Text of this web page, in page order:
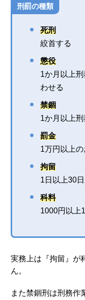
刑罰の種類
死刑
絞首する
懲役
1か月以上
わせる
禁錮
1か月以上
罰金
1万円以上
拘留
1日以上30
科料
1000円以上
実務上は『拘留』が
ん。
また禁錮刑は刑務作